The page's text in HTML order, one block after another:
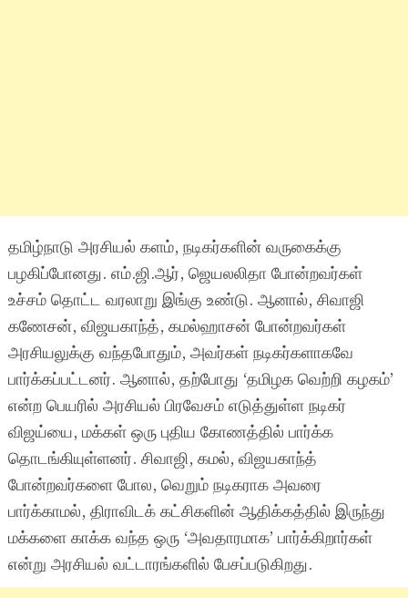
தமிழ்நாடு அரசியல் களம், நடிகர்களின் வருகைக்கு
பழகிப்போனது. எம்.ஜி.ஆர், ஜெயலலிதா போன்றவர்கள்
உச்சம் தொட்ட வரலாறு இங்கு உண்டு. ஆனால், சிவாஜி
கணேசன், விஜயகாந்த், கமல்ஹாசன் போன்றவர்கள்
அரசியலுக்கு வந்தபோதும், அவர்கள் நடிகர்களாகவே
பார்க்கப்பட்டனர். ஆனால், தற்போது ‘தமிழக வெற்றி கழகம்’
என்ற பெயரில் அரசியல் பிரவேசம் எடுத்துள்ள நடிகர்
விஜய்யை, மக்கள் ஒரு புதிய கோணத்தில் பார்க்க
தொடங்கியுள்ளனர். சிவாஜி, கமல், விஜயகாந்த்
போன்றவர்களை போல, வெறும் நடிகராக அவரை
பார்க்காமல், திராவிடக் கட்சிகளின் ஆதிக்கத்தில் இருந்து
மக்களை காக்க வந்த ஒரு ‘அவதாரமாக’ பார்க்கிறார்கள்
என்று அரசியல் வட்டாரங்களில் பேசப்படுகிறது.